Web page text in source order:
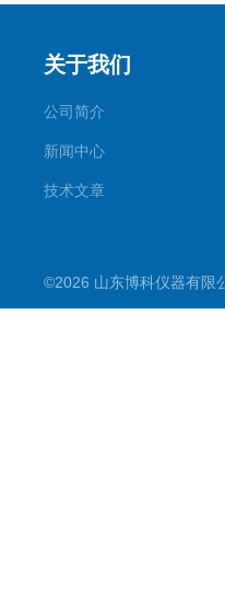
关于我们
公司简介
新闻中心
技术文章
©2026 山东博科仪器有